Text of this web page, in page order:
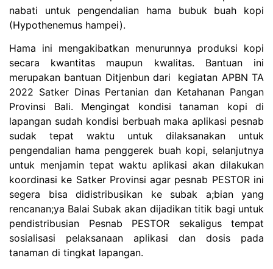
nabati untuk pengendalian hama bubuk buah kopi
(Hypothenemus hampei).
Hama ini mengakibatkan menurunnya produksi kopi
secara kwantitas maupun kwalitas. Bantuan ini
merupakan bantuan Ditjenbun dari kegiatan APBN TA
2022 Satker Dinas Pertanian dan Ketahanan Pangan
Provinsi Bali. Mengingat kondisi tanaman kopi di
lapangan sudah kondisi berbuah maka aplikasi pesnab
sudak tepat waktu untuk dilaksanakan untuk
pengendalian hama penggerek buah kopi, selanjutnya
untuk menjamin tepat waktu aplikasi akan dilakukan
koordinasi ke Satker Provinsi agar pesnab PESTOR ini
segera bisa didistribusikan ke subak a;bian yang
rencanan;ya Balai Subak akan dijadikan titik bagi untuk
pendistribusian Pesnab PESTOR sekaligus tempat
sosialisasi pelaksanaan aplikasi dan dosis pada
tanaman di tingkat lapangan.